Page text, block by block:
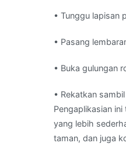
• Tunggu lapisan
• Pasang
• Buka gulungan
• Rekatkan
Pengaplikasian
yang lebih
taman, dan juga